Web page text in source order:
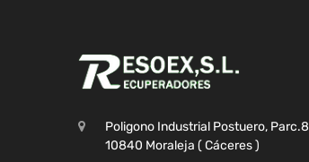
Poligono Industrial Postuero, Parc.8
10840 Moraleja ( Cáceres )